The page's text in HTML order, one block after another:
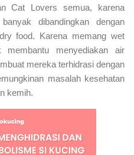
Cat Lovers semua, karena
dibandingkan dengan
food. Karena memang wet
membantu menyediakan air
mereka terhidrasi dengan
masalah kesehatan
kemih.